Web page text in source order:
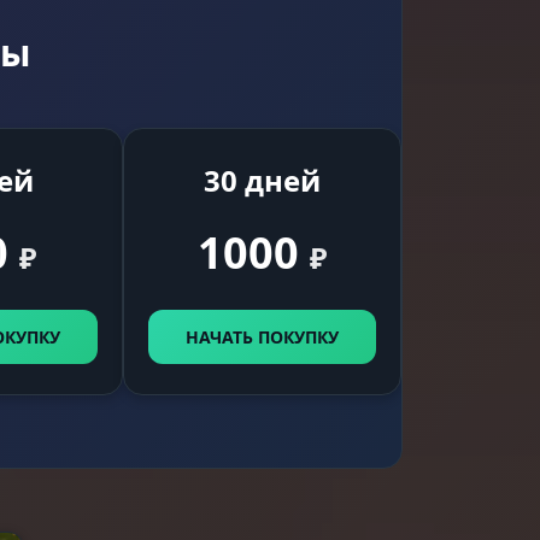
₽
30 дней
1000 ₽
НАЧАТЬ ПОКУПКУ